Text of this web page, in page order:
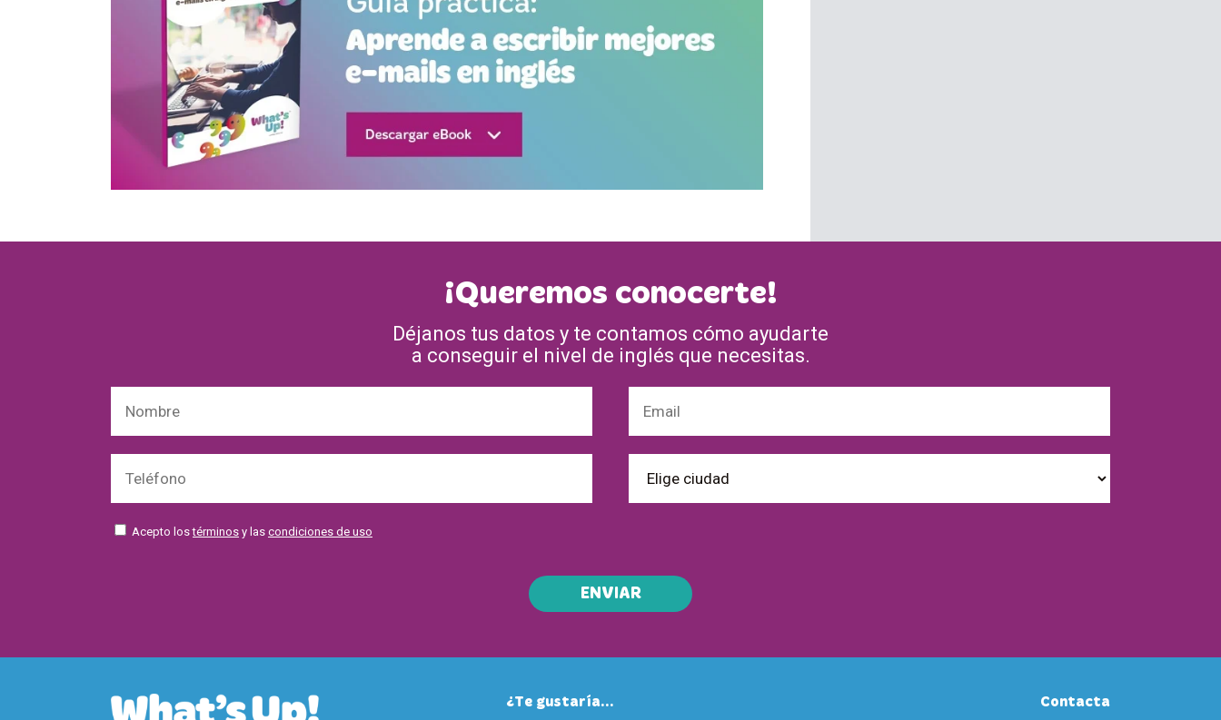
¡Queremos conocerte!
Déjanos tus datos y te contamos cómo ayudarte
a conseguir el nivel de inglés que necesitas.
Acepto lostérminos y las condiciones de uso
ENVIAR
¿Te gustaría... Contacta